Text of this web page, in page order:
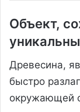
Объект,
Древесина,
быстро
окружающей